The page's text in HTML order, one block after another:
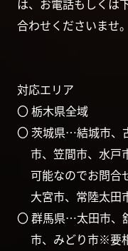
は、お電話もしくは
合わせくださいませ。
対応エリア
〇 栃木県全域
〇 茨城県…結城市、
市、笠間市、水
可能なのでお問合
大宮市、常陸太田
〇 群馬県…太田市、
市、みどり市※要